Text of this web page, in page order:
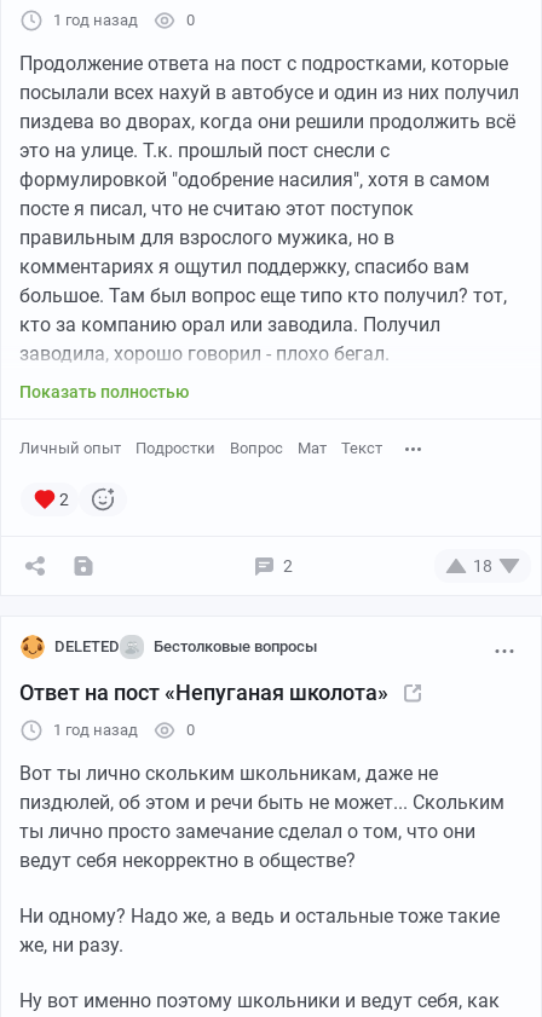
1 год назад 0
Продолжение ответа на пост с подростками, которые
посылали всех нахуй в автобусе и один из них получил
пиздева во дворах, когда они решили продолжить всё
это на улице. Т.к. прошлый пост снесли с
формулировкой "одобрение насилия", хотя в самом
посте я писал, что не считаю этот поступок
правильным для взрослого мужика, но в
комментариях я ощутил поддержку, спасибо вам
большое. Там был вопрос еще типо кто получил? тот,
кто за компанию орал или заводила. Получил
заводила, хорошо говорил - плохо бегал.
прошлых событий. На удивление по салону не бегали,
я сидел спиной к ним и заметил их еще на подъезде к
прошлый раз, на одной и той же остановке, они вышли
и встали, я же вышел и пошел их сторону (не потому
стороне). Они оба обернулись, я уставился одному из
хтоническим страхом, они попятились назад, один
уебался о стойку остановки, второй за арматурину
ничего, я прошел мимо и в этот раз мне ничего не
кричали вслед. Пусть среди них не было того, кому
пиздюлина в прошлый раз попала, но чего греха
таить, я был рад внутренне, хоть внешне этого не
показывал.
Показать полностью
Личный опыт Подростки Вопрос Мат Текст
2
2 18
DELETED Бестолковые вопросы
Ответ на пост «Непуганая школота»
1 год назад 0
Вот ты лично скольким школьникам, даже не
пиздюлей, об этом и речи быть не может... Скольким
ты лично просто замечание сделал о том, что они
ведут себя некорректно в обществе?
Ни одному? Надо же, а ведь и остальные тоже такие
же, ни разу.
Ну вот именно поэтому школьники и ведут себя, как